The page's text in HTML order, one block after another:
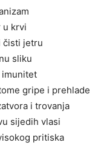
u krvi
čisti jetru
sliku
imunitet
gripe i prehlade
i trovanja
sijedih vlasi
pritiska